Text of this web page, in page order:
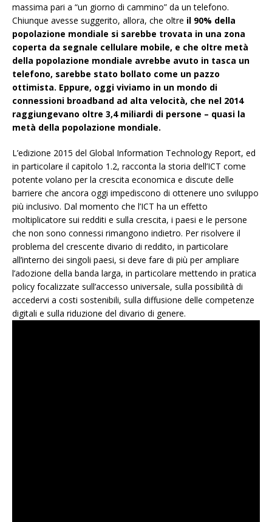
massima pari a “un giorno di cammino” da un telefono.
Chiunque avesse suggerito, allora, che oltre il 90% della
popolazione mondiale si sarebbe trovata in una zona
coperta da segnale cellulare mobile, e che oltre metà
della popolazione mondiale avrebbe avuto in tasca un
telefono, sarebbe stato bollato come un pazzo
ottimista. Eppure, oggi viviamo in un mondo di
connessioni broadband ad alta velocità, che nel 2014
raggiungevano oltre 3,4 miliardi di persone – quasi la
metà della popolazione mondiale.
L’edizione 2015 del Global Information Technology Report, ed
in particolare il capitolo 1.2, racconta la storia dell’ICT come
potente volano per la crescita economica e discute delle
barriere che ancora oggi impediscono di ottenere uno sviluppo
più inclusivo. Dal momento che l’ICT ha un effetto
moltiplicatore sui redditi e sulla crescita, i paesi e le persone
che non sono connessi rimangono indietro. Per risolvere il
problema del crescente divario di reddito, in particolare
all’interno dei singoli paesi, si deve fare di più per ampliare
l’adozione della banda larga, in particolare mettendo in pratica
policy focalizzate sull’accesso universale, sulla possibilità di
accedervi a costi sostenibili, sulla diffusione delle competenze
digitali e sulla riduzione del divario di genere.